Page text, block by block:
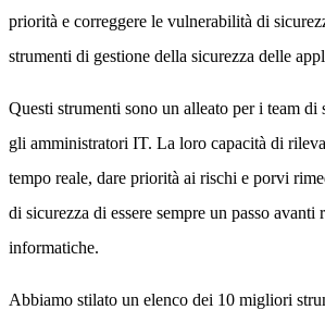
priorità e correggere le vulnerabilità di
strumenti di gestione della sicurezza delle
Questi strumenti sono un alleato per i team di
gli amministratori IT. La loro capacità di
tempo reale, dare priorità ai rischi e porvi
di sicurezza di essere sempre un passo avanti
informatiche.
Abbiamo stilato un elenco dei 10 migliori